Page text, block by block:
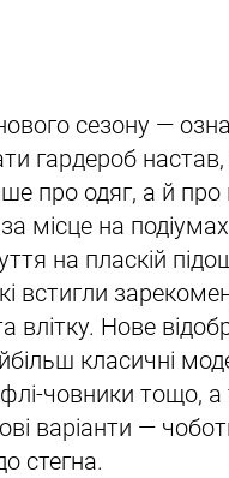
сезону —
гардероб настав,
про одяг, а й про
місце на подіумах
на пласкій
встигли
влітку. Нове
класичні
човники тощо,
варіанти —
стегна.